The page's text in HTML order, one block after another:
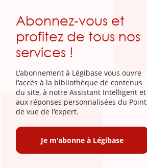
Abonnez-vous et
profitez de tous nos
services !
L'abonnement à Légibase vous ouvre
l'accès à la bibliothèque de contenus
du site, à notre Assistant Intelligent et
aux réponses personnalisées du Point
de vue de l'expert.
Je m'abonne à Légibase